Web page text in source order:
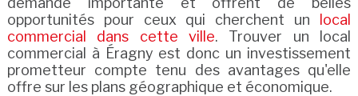
opportunités pour ceux qui cherchent un
local
commercial dans cette ville. Trouver un local
commercial à Éragny est donc un investissement
prometteur compte tenu des avantages qu'elle
offre sur les plans géographique et économique.